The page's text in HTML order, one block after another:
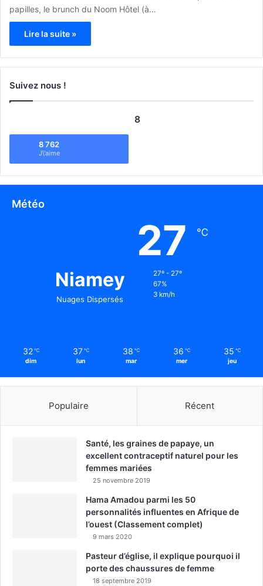
papilles, le brunch du Noom Hôtel (à…
Lire la suite »
Suivez nous !
8
8 762
J\'aime
Météo
Niamey
Nuages Dispersés
27 ℃
27º - 27º
67%
3 km/h
32 ℃
dim
37 ℃
lun
38 ℃
mar
36 ℃
mer
35 ℃
jeu
Populaire Récent
Santé, les graines de papaye, un
excellent contraceptif naturel pour les
femmes mariées
25 novembre 2019
Hama Amadou parmi les 50
personnalités influentes en Afrique de
l’ouest (Classement complet)
9 mars 2020
Pasteur d’église, il explique pourquoi il
porte des chaussures de femme
18 septembre 2019